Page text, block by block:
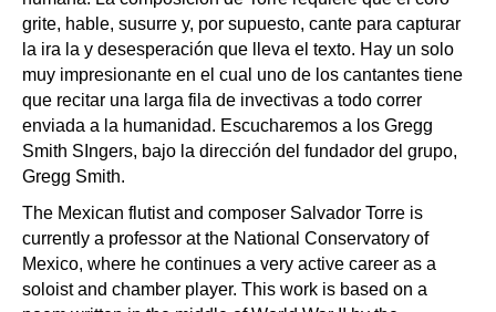
grite, hable, susurre y, por supuesto, cante para capturar
la ira la y desesperación que lleva el texto. Hay un solo
muy impresionante en el cual uno de los cantantes tiene
que recitar una larga fila de invectivas a todo correr
enviada a la humanidad. Escucharemos a los Gregg
Smith SIngers, bajo la dirección del fundador del grupo,
Gregg Smith.
The Mexican flutist and composer Salvador Torre is
currently a professor at the National Conservatory of
Mexico, where he continues a very active career as a
soloist and chamber player. This work is based on a